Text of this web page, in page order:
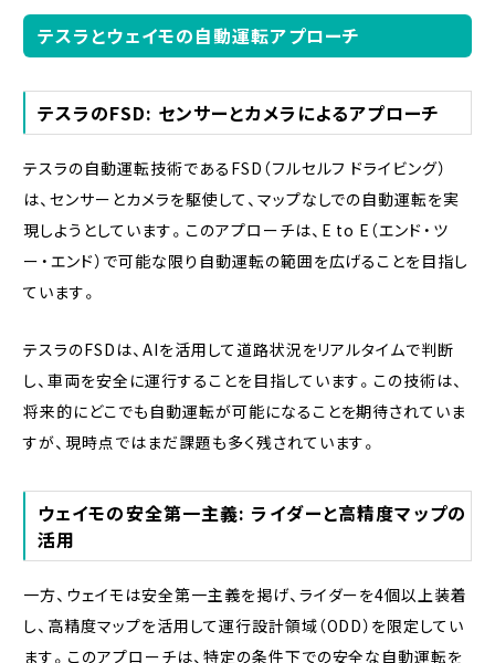
テスラとウェイモの自動運転アプローチ
テスラのFSD: センサーとカメラによるアプローチ
テスラの自動運転技術であるFSD（フルセルフ ドライビング）
は、センサーとカメラを駆使して、マップなしでの自動運転を実
現しようとしています。このアプローチは、E to E（エンド・ツ
ー・エンド）で可能な限り自動運転の範囲を広げることを目指し
ています。
テスラのFSDは、AIを活用して道路状況をリアルタイムで判断
し、車両を安全に運行することを目指しています。この技術は、
将来的にどこでも自動運転が可能になることを期待されていま
すが、現時点ではまだ課題も多く残されています。
ウェイモの安全第一主義: ライダーと高精度マップの
活用
一方、ウェイモは安全第一主義を掲げ、ライダーを4個以上装着
し、高精度マップを活用して運行設計領域（ODD）を限定してい
ます。このアプローチは、特定の条件下での安全な自動運転を